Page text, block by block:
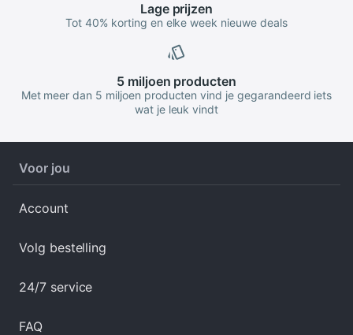
Lageprijzen
Tot 40% korting en elke week nieuwe deals
5 miljoen producten
Met meer dan 5 miljoen producten vind je gegarandeerd iets
wat je leuk vindt
Voor jou
Account
Volg bestelling
24/7 service
FAQ